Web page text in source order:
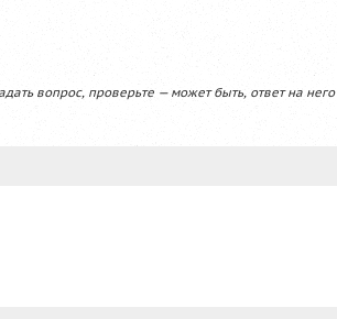
вопрос, проверьте — может быть, ответ на него